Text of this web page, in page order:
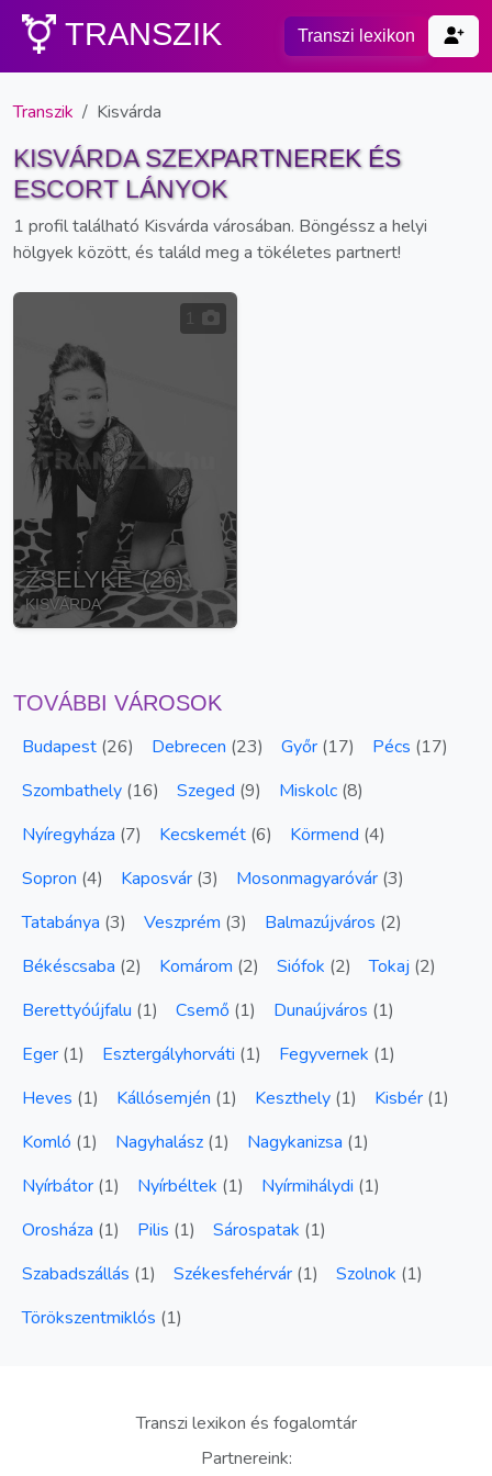
TRANSZIK Transzi lexikon
Transzik Kisvárda
KISVÁRDA SZEXPARTNEREK ÉS
ESCORT LÁNYOK
1 profil található Kisvárda városában. Böngéssz a helyi
hölgyek között, és találd meg a tökéletes partnert!
ZSELYKE (26)
KISVÁRDA
TOVÁBBI VÁROSOK
Budapest (26) Debrecen (23) Győr (17) Pécs (17)
Szombathely (16) Szeged (9) Miskolc (8)
Nyíregyháza (7) Kecskemét (6) Körmend (4)
Sopron (4) Kaposvár (3) Mosonmagyaróvár (3)
Tatabánya (3) Veszprém (3) Balmazújváros (2)
Békéscsaba (2) Komárom (2) Siófok (2) Tokaj (2)
Berettyóújfalu (1) Csemő (1) Dunaújváros (1)
Eger (1) Esztergályhorváti (1) Fegyvernek (1)
Heves (1) Kállósemjén (1) Keszthely (1) Kisbér (1)
Komló (1) Nagyhalász (1) Nagykanizsa (1)
Nyírbátor (1) Nyírbéltek (1) Nyírmihálydi (1)
Orosháza (1) Pilis (1) Sárospatak (1)
Szabadszállás (1) Székesfehérvár (1) Szolnok (1)
Törökszentmiklós (1)
Transzi lexikon és fogalomtár
Partnereink: